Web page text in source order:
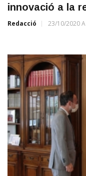
innovació a la
Redacció 23/10/2020 A